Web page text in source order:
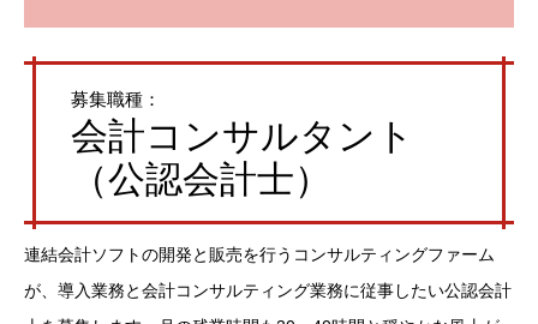
募集職種：
会計コンサルタント
（公認会計士）
連結会計ソフトの開発と販売を行うコンサルティングファーム
が、導入業務と会計コンサルティング業務に従事したい公認会計